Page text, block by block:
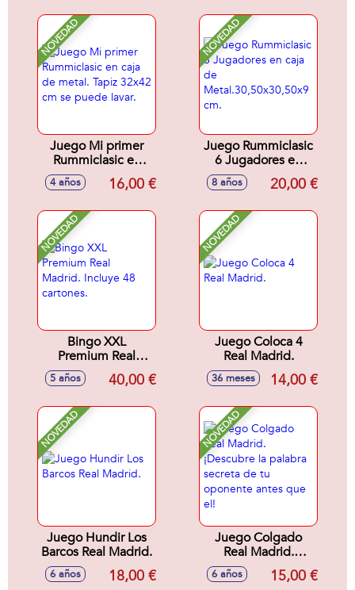
NOVEDAD
Juego Mi primer
Rummiclasic en
caja de metal. Tapiz
32x42 cm se
4 años 16,00 €
NOVEDAD
Juego Rummiclasic
6 Jugadores en
caja de
Metal.30,50x30,50x9
8 años 20,00 €
NOVEDAD
Bingo XXL
Premium Real
Madrid. Incluye 48
cartones.
5 años 40,00 €
NOVEDAD
Juego Coloca 4
Real Madrid.
36 meses 14,00 €
NOVEDAD
Juego Hundir Los
Barcos Real Madrid.
6 años 18,00 €
NOVEDAD
Juego Colgado
Real Madrid.
¡Descubre la
palabra secreta de
6 años 15,00 €